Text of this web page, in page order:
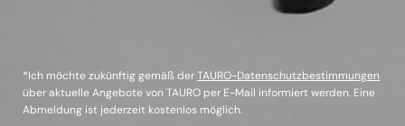
*Ich möchte zukünftig gemäß derTAURO-Datenschutzbestimmungen
über aktuelle Angebote von TAURO per E-Mail informiert werden. Eine
Abmeldung ist jederzeit kostenlos möglich.